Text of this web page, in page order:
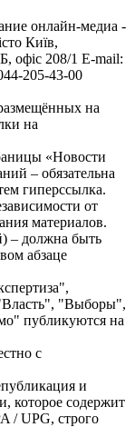
онлайн-медиа -
Київ,
208/1 E-mail:
205-43-00
на
на
«Новости
– обязательна
гиперссылка.
от
материалов.
– должна быть
абзаце
"Выборы",
публикуются на
с
и
которое содержит
/ UPG, строго